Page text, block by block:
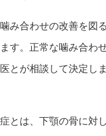
み合わせの改善を図
す。正常な噛み合わ
とが相談して決定し
とは、下顎の骨に対